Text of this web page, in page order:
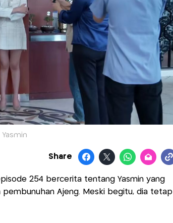
Yasmin
Share
254 bercerita tentang Yasmin yang
Ajeng. Meski begitu, dia tetap